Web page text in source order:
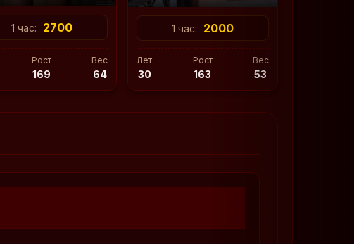
1 час: 2700
Рост
169
Вес
64
1 час: 2000
Лет
30
Рост
163
Вес
53